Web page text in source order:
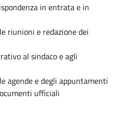
in entrata e in
riunioni e redazione dei
al sindaco e agli
agende e degli appuntamenti
ufficiali